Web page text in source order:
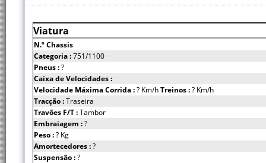
Viatura
N.º Chassis
Categoria :751/1100
Pneus :?
Caixa de Velocidades :
Velocidade Máxima Corrida :? Km/hTreinos :? Km/h
Tracção :Traseira
Travões F/T :Tambor
Embraiagem :?
Peso :? Kg
Amortecedores :?
Suspensão :?